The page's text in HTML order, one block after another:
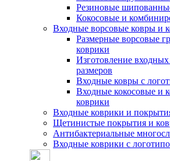
Резиновые
Кокосовые и
Входные ворсовые ковры и
Размерные ворсовые
коврики
Изготовление
размеров
Входные ковры с
Входные кокосовые и
коврики
Входные коврики и
Щетинистые покрытия и
Антибактериальные
Входные коврики с